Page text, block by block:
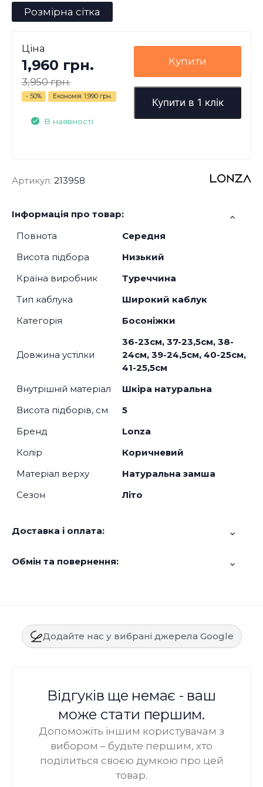
Розмірна сітка
Ціна
1,960 грн.
3,950 грн.
- 50% Економія 1,990 грн.
В наявності
Купити
Купити в 1 клік
Артикул: 213958
Інформація про товар:
Повнота
Середня
Висота підбора
Низький
Країна виробник
Туреччина
Тип каблука
Широкий каблук
Категорія
Босоніжки
Довжина устілки
36-23см, 37-23,5см, 38-
24см, 39-24,5см, 40-25см,
41-25,5см
Внутрішній матеріал
Шкіра натуральна
Висота підборів, см
5
Бренд
Lonza
Колір
Коричневий
Матеріал верху
Натуральна замша
Сезон
Літо
Доставка і оплата:
Обмін та повернення:
Додайте нас у вибрані джерела Google
Відгуків ще немає - ваш
може стати першим.
Допоможіть іншим користувачам з
вибором – будьте першим, хто
поділиться своєю думкою про цей
товар.